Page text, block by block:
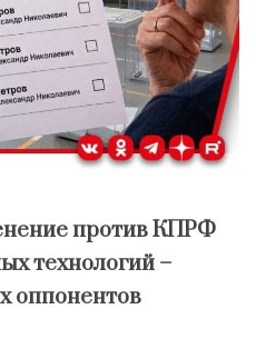
против КПРФ
технологий –
оппонентов